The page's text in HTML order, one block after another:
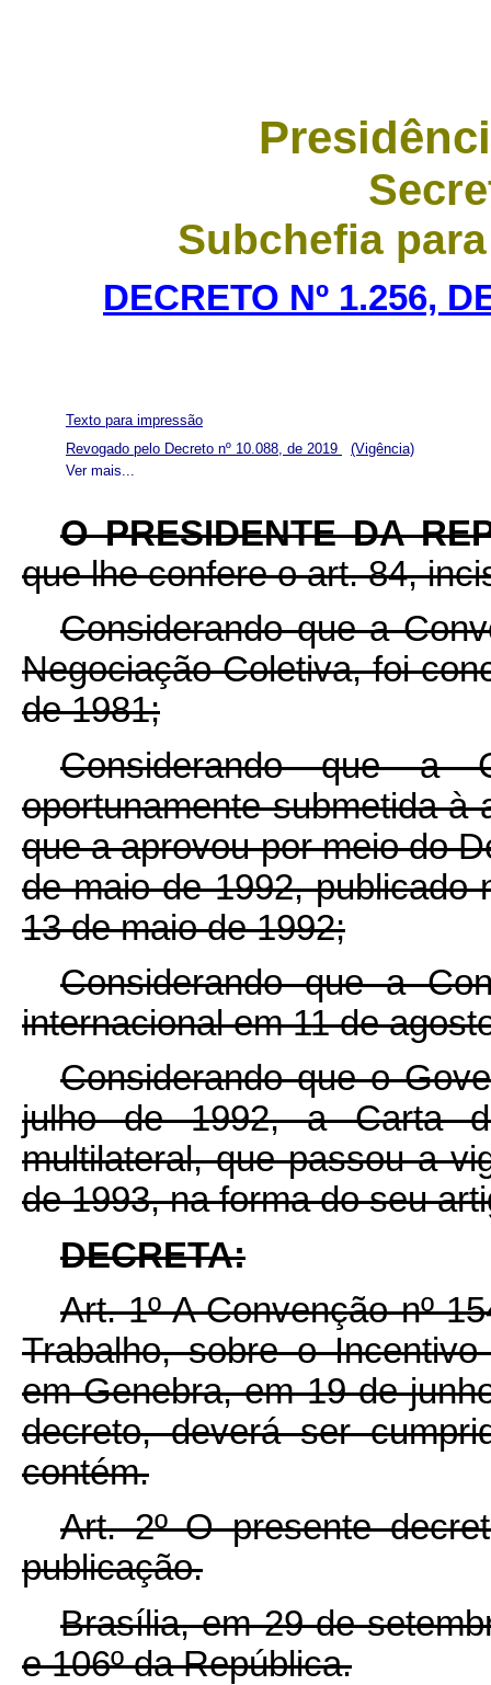
Subchefia
DECRETO Nº 1.256,
Ver mais...
Texto para impressão
Revogado pelo Decreto nº 10.088, de 2019
(Vigência)
O PRESIDENTE DA
que lhe confere o art. 84,
Considerando que a
Negociação Coletiva, foi
de 1981;
Considerando que a
oportunamente submetida à
que a aprovou por meio do
de maio de 1992, publicado
13 de maio de 1992;
Considerando que a
internacional em 11 de
Considerando que o
julho de 1992, a Carta
multilateral, que passou a
de 1993, na forma do seu
DECRETA:
Art. 1º A Convenção nº
Trabalho, sobre o
em Genebra, em 19 de
decreto, deverá ser
contém.
Art. 2º O presente
publicação.
Brasília, em 29 de
e 106º da República.